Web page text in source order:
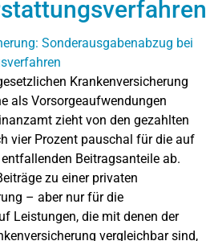
Krankenversicherung
als Vorsorgeaufwendungen
zieht von den gezahlten
vier Prozent pauschal für die auf
Beitragsanteile ab.
zu einer privaten
– aber nur für die
Leistungen, die mit denen der
vergleichbar sind,